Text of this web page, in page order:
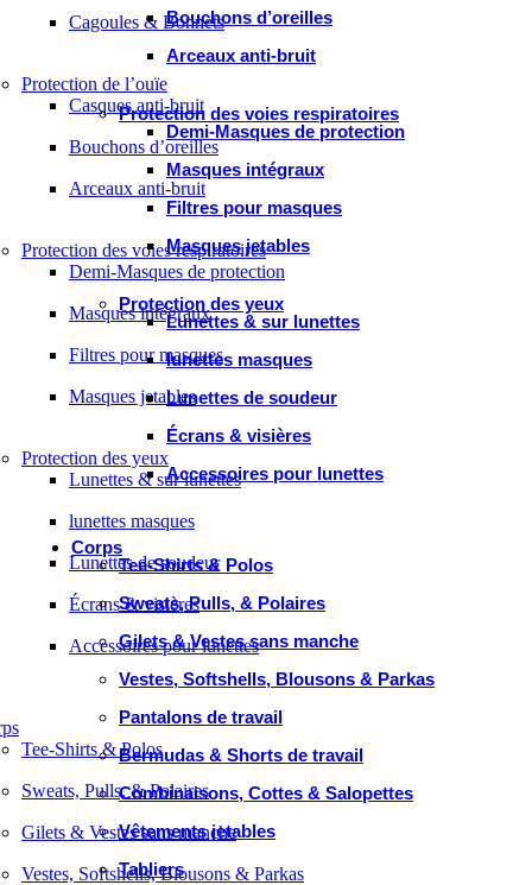
Bouchons d’oreilles
Arceaux anti-bruit
Protection des voies respiratoires
Demi-Masques de protection
Masques intégraux
Filtres pour masques
Masques jetables
Protection des yeux
Lunettes & sur lunettes
lunettes masques
Lunettes de soudeur
Écrans & visières
Accessoires pour lunettes
Corps
Tee-Shirts & Polos
Sweats, Pulls, & Polaires
Gilets & Vestes sans manche
Vestes, Softshells, Blousons & Parkas
Pantalons de travail
Bermudas & Shorts de travail
Combinaisons, Cottes & Salopettes
Vêtements jetables
Tabliers
Cagoules & Bonnets
Protection de l’ouïe
Casques anti-bruit
Bouchons d’oreilles
Arceaux anti-bruit
Protection des voies respiratoires
Demi-Masques de protection
Masques intégraux
Filtres pour masques
Masques jetables
Protection des yeux
Lunettes & sur lunettes
lunettes masques
Lunettes de soudeur
Écrans & visières
Accessoires pour lunettes
Tee-Shirts & Polos
Sweats, Pulls, & Polaires
Gilets & Vestes sans manche
Vestes, Softshells, Blousons & Parkas